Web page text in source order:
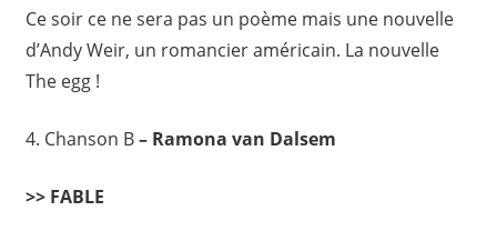
Ce soir ce ne sera pas un poème mais une nouvelle
d’Andy Weir, un romancier américain. La nouvelle
The egg !
4. Chanson B– Ramona van Dalsem
>> FABLE